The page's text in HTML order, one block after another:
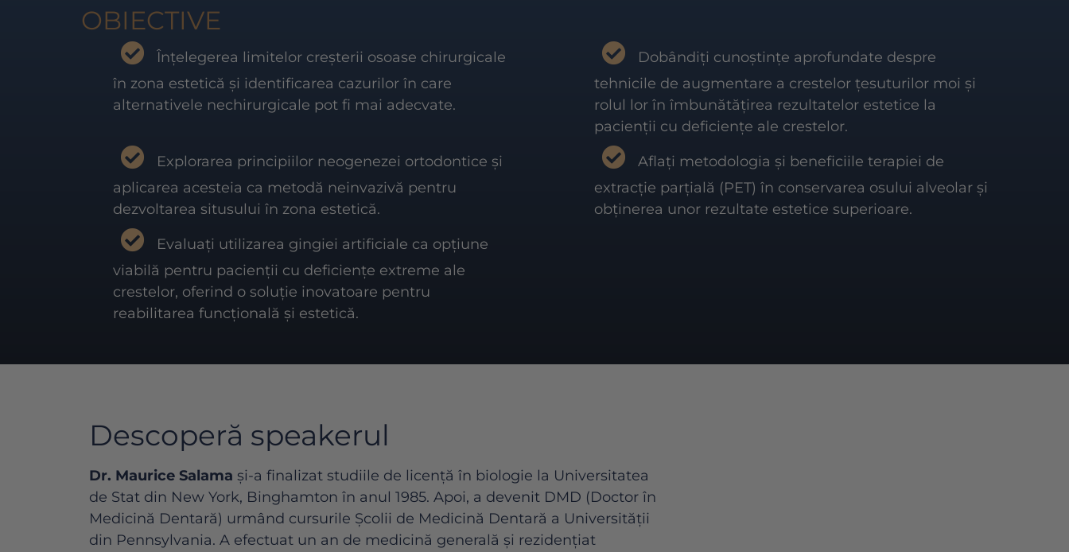
OBIECTIVE
Înțelegerea limitelor creșterii osoase chirurgicale
în zona estetică și identificarea cazurilor în care
alternativele nechirurgicale pot fi mai adecvate.
Dobândiți cunoștințe aprofundate despre
tehnicile de augmentare a crestelor țesuturilor moi și
rolul lor în îmbunătățirea rezultatelor estetice la
pacienții cu deficiențe ale crestelor.
Explorarea principiilor neogenezei ortodontice și
aplicarea acesteia ca metodă neinvazivă pentru
dezvoltarea situsului în zona estetică.
Aflați metodologia și beneficiile terapiei de
extracție parțială (PET) în conservarea osului alveolar și
obținerea unor rezultate estetice superioare.
Evaluați utilizarea gingiei artificiale ca opțiune
viabilă pentru pacienții cu deficiențe extreme ale
crestelor, oferind o soluție inovatoare pentru
reabilitarea funcțională și estetică.
Descoperă speakerul
Dr. Maurice Salama și-a finalizat studiile de licență în biologie la Universitatea
de Stat din New York, Binghamton în anul 1985. Apoi, a devenit DMD (Doctor în
Medicină Dentară) urmând cursurile Școlii de Medicină Dentară a Universității
din Pennsylvania. A efectuat un an de medicină generală și rezidențiat